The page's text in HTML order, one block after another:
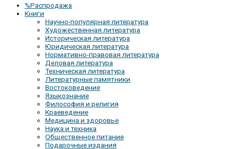
%Распродажа
Книги
Научно-популярная литература
Художественная литература
Историческая литература
Юридическая литература
Нормативно-правовая литература
Деловая литература
Техническая литература
Литературные памятники
Востоковедение
Языкознание
Философия и религия
Краеведение
Медицина и здоровье
Наука и техника
Общественное питание
Подарочные издания